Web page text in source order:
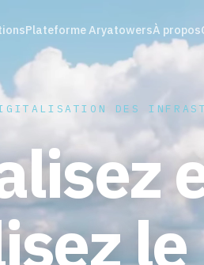
Plateforme AryatowersÀ propos
DES
le